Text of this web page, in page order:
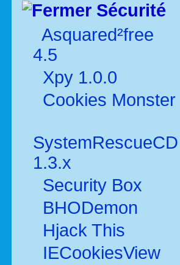
Sécurité
Asquared²free
4.5
Xpy 1.0.0
Cookies Monster
SystemRescueCD
1.3.x
Security Box
BHODemon
Hjack This
IECookiesView